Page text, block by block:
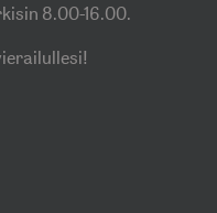
8.00-16.00.